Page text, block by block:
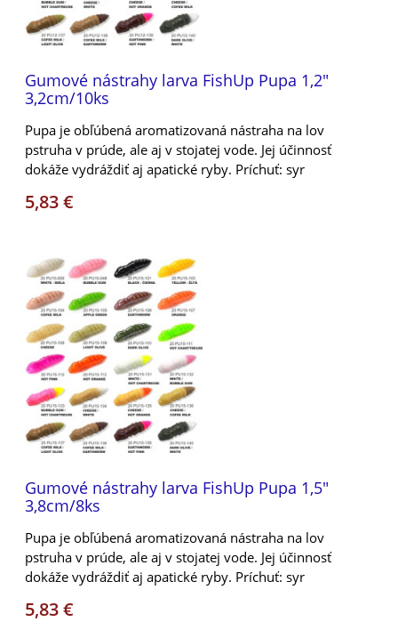
Gumové nástrahy larva FishUp Pupa 1,2"
3,2cm/10ks
Pupa je obľúbená aromatizovaná nástraha na lov
pstruha v prúde, ale aj v stojatej vode. Jej účinnosť
dokáže vydráždiť aj apatické ryby. Príchuť: syr
5,83 €
Gumové nástrahy larva FishUp Pupa 1,5"
3,8cm/8ks
Pupa je obľúbená aromatizovaná nástraha na lov
pstruha v prúde, ale aj v stojatej vode. Jej účinnosť
dokáže vydráždiť aj apatické ryby. Príchuť: syr
5,83 €